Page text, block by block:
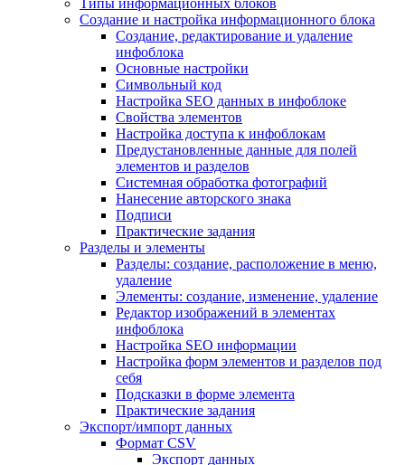
Типы информационных блоков
Создание и настройка информационного блока
Создание, редактирование и удаление
инфоблока
Основные настройки
Символьный код
Настройка SEO данных в инфоблоке
Свойства элементов
Настройка доступа к инфоблокам
Предустановленные данные для полей
элементов и разделов
Системная обработка фотографий
Нанесение авторского знака
Подписи
Практические задания
Разделы и элементы
Разделы: создание, расположение в меню,
удаление
Элементы: создание, изменение, удаление
Редактор изображений в элементах
инфоблока
Настройка SEO информации
Настройка форм элементов и разделов под
себя
Подсказки в форме элемента
Практические задания
Экспорт/импорт данных
Формат CSV
Экспорт данных